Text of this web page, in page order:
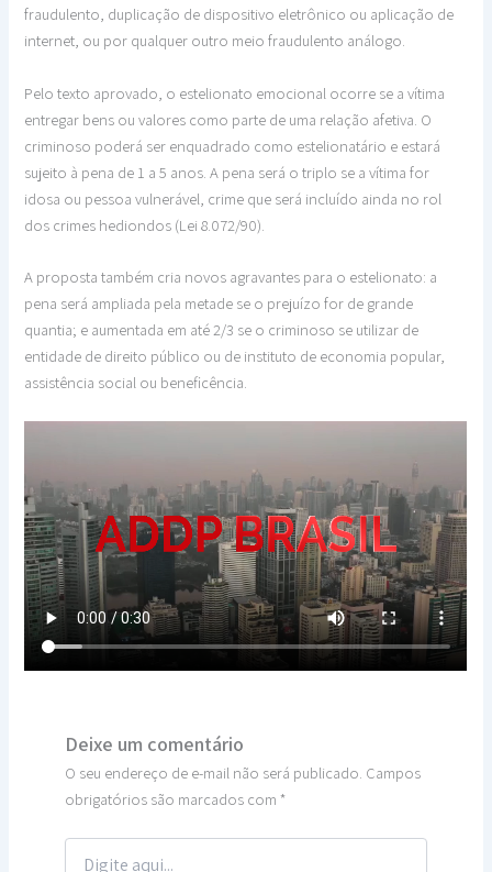
fraudulento, duplicação de dispositivo eletrônico ou aplicação de
internet, ou por qualquer outro meio fraudulento análogo.
Pelo texto aprovado, o estelionato emocional ocorre se a vítima
entregar bens ou valores como parte de uma relação afetiva. O
criminoso poderá ser enquadrado como estelionatário e estará
sujeito à pena de 1 a 5 anos. A pena será o triplo se a vítima for
idosa ou pessoa vulnerável, crime que será incluído ainda no rol
dos crimes hediondos (Lei 8.072/90).
A proposta também cria novos agravantes para o estelionato: a
pena será ampliada pela metade se o prejuízo for de grande
quantia; e aumentada em até 2/3 se o criminoso se utilizar de
entidade de direito público ou de instituto de economia popular,
assistência social ou beneficência.
Deixe um comentário
O seu endereço de e-mail não será publicado. Campos
obrigatórios são marcados com *